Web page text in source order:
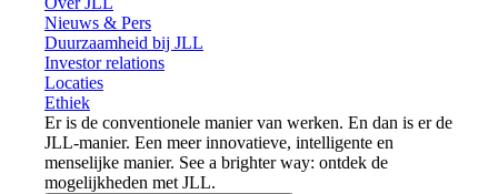
Nieuws & Pers
Duurzaamheid bij JLL
Investor relations
Locaties
Ethiek
Er is de conventionele manier van werken. En dan is er de
JLL-manier. Een meer innovatieve, intelligente en
menselijke manier. See a brighter way: ontdek de
mogelijkheden met JLL.